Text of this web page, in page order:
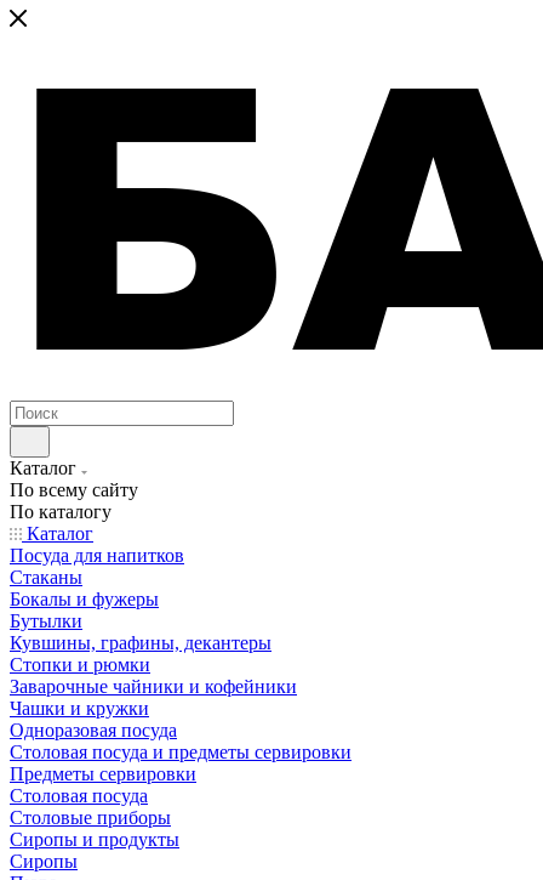
Каталог
По всему сайту
По каталогу
Каталог
Посуда для напитков
Стаканы
Бокалы и фужеры
Бутылки
Кувшины, графины, декантеры
Стопки и рюмки
Заварочные чайники и кофейники
Чашки и кружки
Одноразовая посуда
Столовая посуда и предметы сервировки
Предметы сервировки
Столовая посуда
Столовые приборы
Сиропы и продукты
Сиропы